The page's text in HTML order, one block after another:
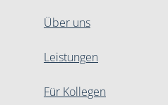
Über uns
Leistungen
Für Kollegen